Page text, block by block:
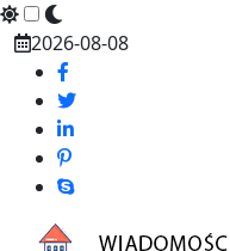
Skip
content
2026-08-08